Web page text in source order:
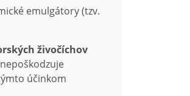
emulgátory (tzv.
živočíchov
účinkom